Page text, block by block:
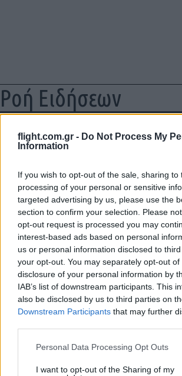
flight.com.gr - Do Not Process My
Information
If you wish to opt-out of the sale, sharing to
processing of your personal or sensitive
targeted advertising by us, please use the
section to confirm your selection. Please
opt-out request is processed you may
interest-based ads based on personal
us or personal information disclosed to
your opt-out. You may separately opt-out
disclosure of your personal information by
IAB’s list of downstream participants. This
also be disclosed by us to third parties on
Downstream Participants that may further
Please note that this website/app uses one
not limited to your visit or usage behaviour.
Personal Data Processing Opt Outs
I want to opt-out of the Sharing of my
Ροή Ειδήσεων
Κωνσταντινούπολη
Αβάρους και Πέρσες
14:01
«Στη φόρα» για πρώτη
βομβαρδιστικό H-6N με
βαλλιστικό πύραυλο JL-1
Βίντεο